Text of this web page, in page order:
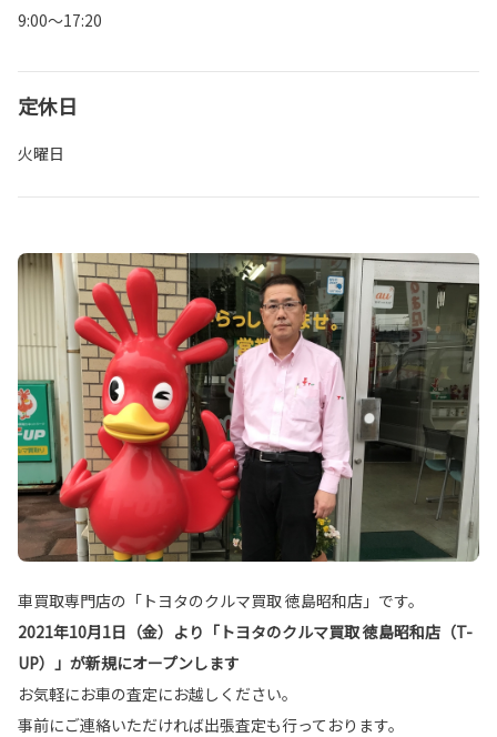
9:00～17:20
定休日
火曜日
車買取専門店の「トヨタのクルマ買取 徳島昭和店」です。
2021年10月1日（金）より「トヨタのクルマ買取 徳島昭和店（T-
UP）」が新規にオープンします
お気軽にお車の査定にお越しください。
事前にご連絡いただければ出張査定も行っております。